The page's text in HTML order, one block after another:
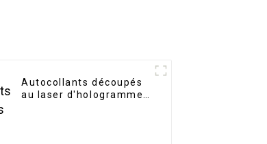
Autocollants découpés
au laser d'hologramme